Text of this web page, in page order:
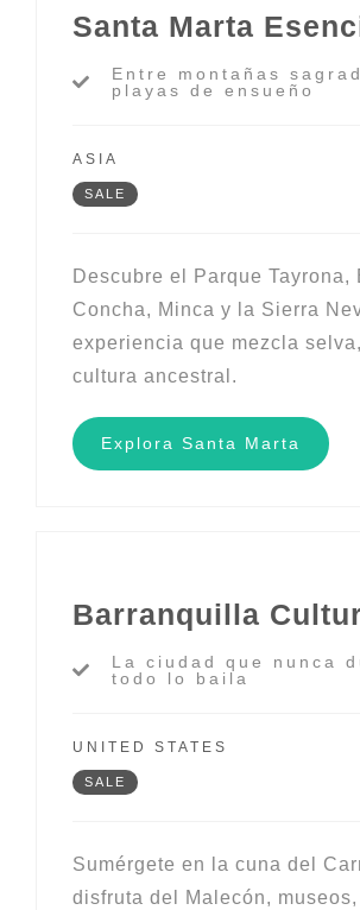
Santa Marta
Entre montañas
playas de ensueño
ASIA
SALE
Descubre el Parque Tayrona,
Concha, Minca y la Sierra
experiencia que mezcla
cultura ancestral.
Explora Santa Marta
Barranquilla
La ciudad que nunca
todo lo baila
UNITED STATES
SALE
Sumérgete en la cuna del
disfruta del Malecón, museos,